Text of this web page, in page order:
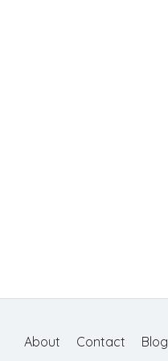
Blog
Contact
About